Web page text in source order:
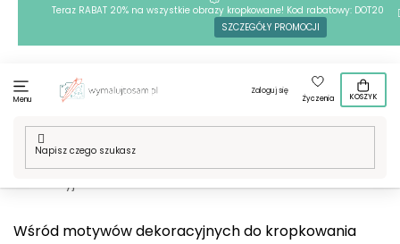
Teraz RABAT 20% na wszystkie obrazy kropkowane! Kod rabatowy: DOT20
SZCZEGÓŁY PROMOCJI
Menu
Zaloguj się
Życzenia
KOSZYK
Home
Wśród motywów dekoracyjnych do kropkowania